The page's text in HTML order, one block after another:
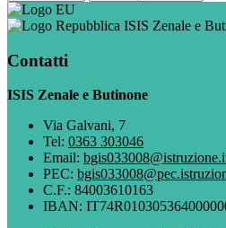
ISIS Zenale e
Contatti
ISIS Zenale e Butinone
Via Galvani, 7
Tel: 0363 303046
Email:
PEC:
C.F.: 84003610163
IBAN: